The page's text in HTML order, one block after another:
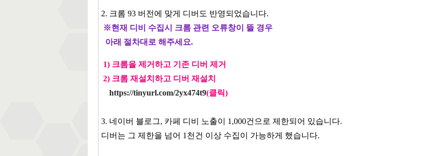
2. 크롬 93 버전에 ​맞게 디버도 반영되었습니다.
※현재 디비 수집시 크롬 관련 오류창이 뜰 경우
아래 절차대로 해주세요.
1) 크롬을 제거하고 기존 디버 제거
2) 크롬 재설치하고 디버 재설치
https://tinyurl.com/2yx474t9(클릭)
3. 네이버 블로그, 카페 디비 노출이 1,000건으로 제한되어 있습니다.
디버는 그 제한을 넘어 1천건 이상 수집이 가능하게 했습니다.